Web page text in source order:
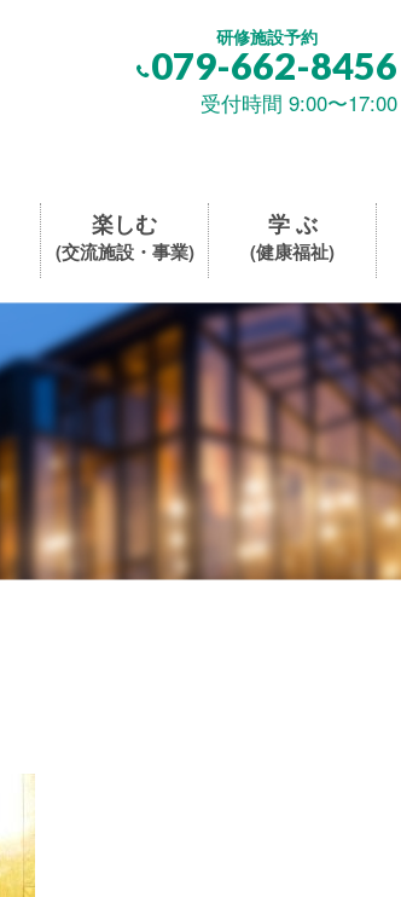
研修施設予約
079-662-8456
受付時間 9:00〜17:00
楽しむ
(交流施設・事業)
学 ぶ
(健康福祉)